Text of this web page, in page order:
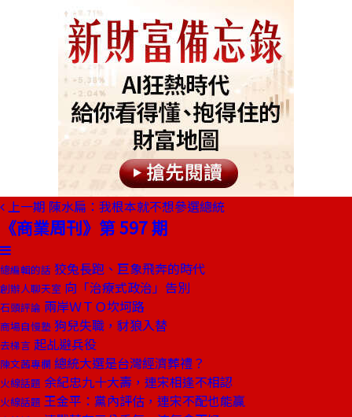
上一期 陳水扁：我根本就不想參選總統
《商業周刊》第 597 期
總編輯的話 狡兔長跑、巨象飛奔的時代
創辦人聊天室 向「治療式政治」告別
石頭評論 兩岸ＷＴＯ坎坷路
商場自慢塾 狗兒失職，豺狼入替
去梯言 起乩避兵役
陳文茜專欄 總統大選是台灣經濟葬禮？
火線話題 余紀忠九十大壽，連宋相逢不相認
火線話題 王金平：黨內評估，連宋不配也能贏